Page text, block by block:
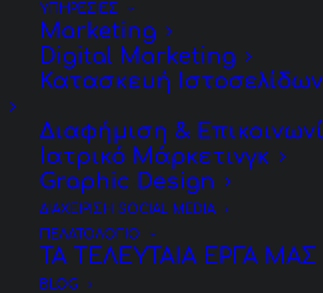
ΥΠΗΡΕΣΙΕΣ
Marketing
Digital Marketing
Κατασκευή
Διαφήμιση &
Ιατρικό Μάρκετινγκ
Graphic Design
ΔΙΑΧΕΙΡΙΣΗ SOCIAL MEDIA
ΠΕΛΑΤΟΛΟΓΙΟ
ΤΑ ΤΕΛΕΥΤΑΙΑ ΕΡΓΑ ΜΑΣ
BLOG